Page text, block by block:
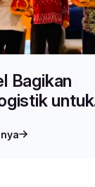
Bagikan
untuk
Academy